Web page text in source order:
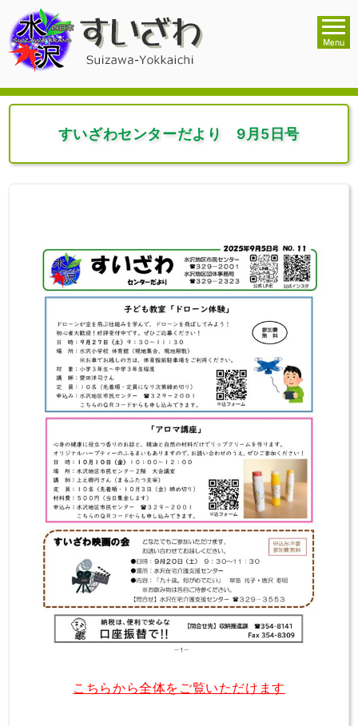
すいざわセンターだより 9月5日号
こちらから全体をご覧いただけます